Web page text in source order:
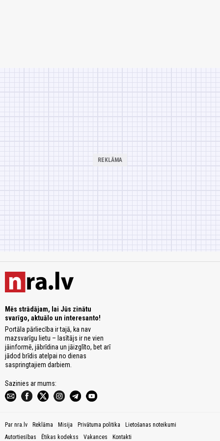
Mēs strādājam, lai Jūs zinātu
svarīgo, aktuālo un interesanto!
Portāla pārliecība ir tajā, ka nav
mazsvarīgu lietu – lasītājs ir ne vien
jāinformē, jābrīdina un jāizglīto, bet arī
jādod brīdis atelpai no dienas
saspringtajiem darbiem.
Sazinies ar mums:
Par nra.lv Reklāma Misija Privātuma politika
Lietošanas noteikumi
Autortiesības
Ētikas kodekss Vakances Kontakti